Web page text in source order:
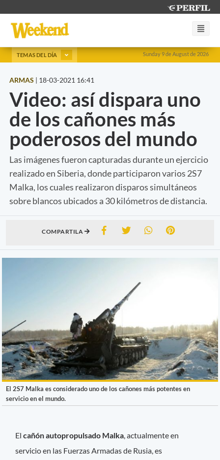
Sunday 9 de August de 2026
TEMAS DEL DÍA
ARMAS | 18-03-2021 16:41
Video: así dispara uno
de los cañones más
poderosos del mundo
Las imágenes fueron capturadas durante un ejercicio
realizado en Siberia, donde participaron varios 2S7
Malka, los cuales realizaron disparos simultáneos
sobre blancos ubicados a 30 kilómetros de distancia.
COMPARTILA
El 2S7 Malka es considerado uno de los cañones más potentes en
servicio en el mundo.
Elcañón autopropulsado Malka , actualmente en
servicio en las Fuerzas Armadas de Rusia, es